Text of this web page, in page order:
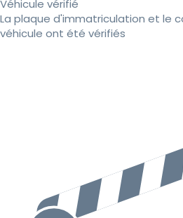
Véhicule vérifié
La plaque d'immatriculation et le
véhicule ont été vérifiés